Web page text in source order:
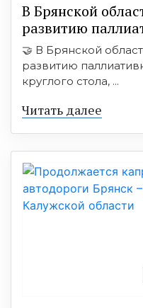
В Брянской
развитию
🤝 В Брянской
развитию
круглого стола, ...
Читать далее